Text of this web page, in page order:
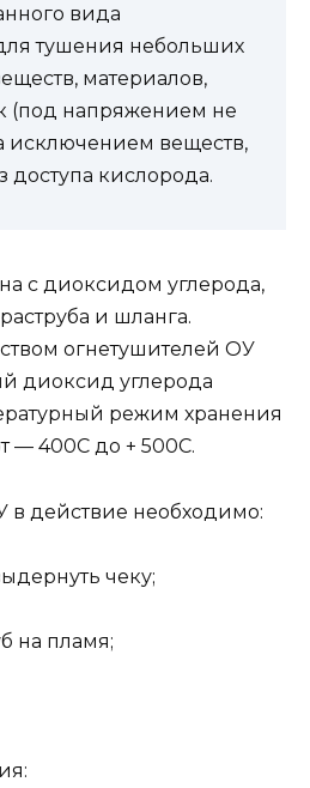
вида
тушения небольших
материалов,
(под напряжением не
исключением веществ,
доступа кислорода.
с диоксидом углерода,
и шланга.
огнетушителей ОУ
диоксид углерода
режим хранения
— 400С до + 500С.
действие необходимо:
чеку;
на пламя;